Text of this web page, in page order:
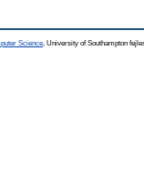
Science , University of Southampton